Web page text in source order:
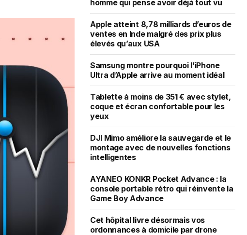
homme qui pense avoir déjà tout vu
Apple atteint 8,78 milliards d’euros de
ventes en Inde malgré des prix plus
élevés qu’aux USA
Samsung montre pourquoi l’iPhone
Ultra d’Apple arrive au moment idéal
Tablette à moins de 351 € avec stylet,
coque et écran confortable pour les
yeux
DJI Mimo améliore la sauvegarde et le
montage avec de nouvelles fonctions
intelligentes
AYANEO KONKR Pocket Advance : la
console portable rétro qui réinvente la
Game Boy Advance
Cet hôpital livre désormais vos
ordonnances à domicile par drone